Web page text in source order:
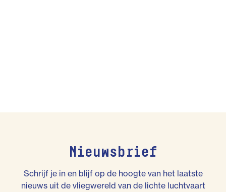
Nieuwsbrief
Schrijf je in en blijf op de hoogte van het laatste
nieuws uit de vliegwereld van de lichte luchtvaart